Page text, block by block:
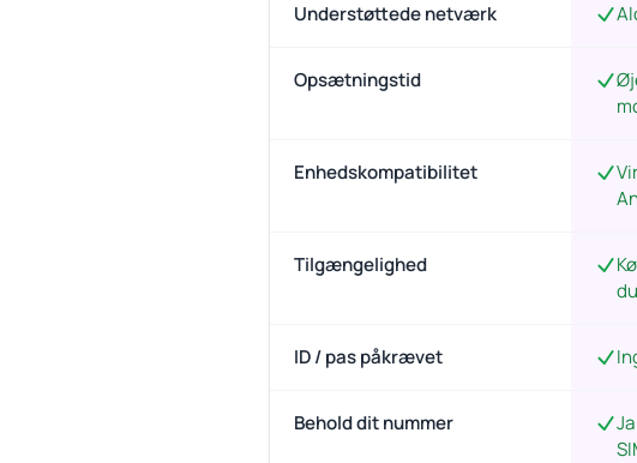
Understøttede netværk
Opsætningstid
Enhedskompatibilitet
Tilgængelighed
ID / pas påkrævet
Behold dit nummer